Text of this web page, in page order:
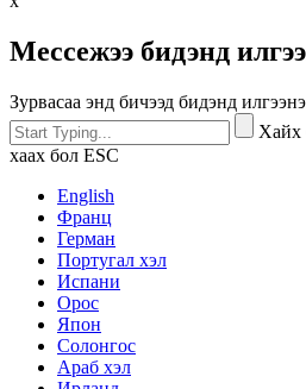
Мессежээ бидэнд
Зурвасаа энд бичээд бидэнд
Хайх
хаах бол ESC
English
Франц
Герман
Португал хэл
Испани
Орос
Япон
Солонгос
Араб хэл